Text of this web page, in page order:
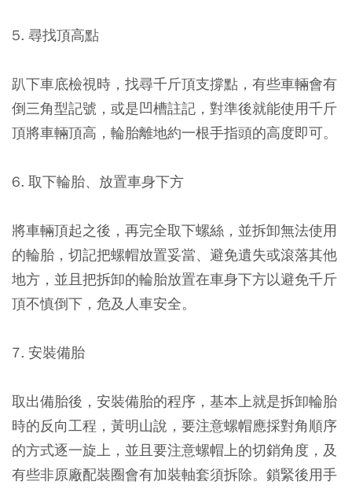
5. 尋找頂高點
趴下車底檢視時，找尋千斤頂支撐點，有些車輛會有
倒三角型記號，或是凹槽註記，對準後就能使用千斤
頂將車輛頂高，輪胎離地約一根手指頭的高度即可。
6. 取下輪胎、放置車身下方
將車輛頂起之後，再完全取下螺絲，並拆卸無法使用
的輪胎，切記把螺帽放置妥當、避免遺失或滾落其他
地方，並且把拆卸的輪胎放置在車身下方以避免千斤
頂不慎倒下，危及人車安全。
7. 安裝備胎
取出備胎後，安裝備胎的程序，基本上就是拆卸輪胎
時的反向工程，黃明山說，要注意螺帽應採對角順序
的方式逐一旋上，並且要注意螺帽上的切銷角度，及
有些非原廠配裝圈會有加裝軸套須拆除。鎖緊後用手